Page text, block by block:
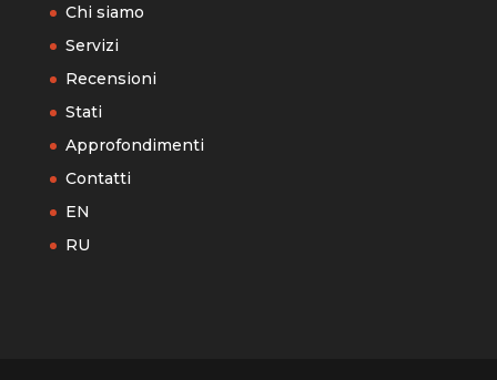
Chi siamo
Servizi
Recensioni
Stati
Approfondimenti
Contatti
EN
RU